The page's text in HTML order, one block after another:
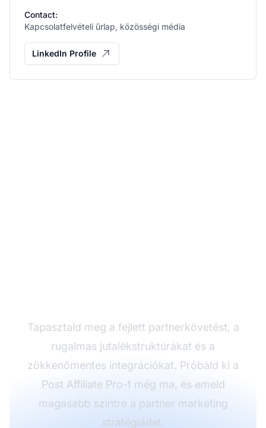
Contact:
Kapcsolatfelvételi űrlap, közösségi média
LinkedIn Profile
Tapasztald meg a fejlett partnerkövetést, a
rugalmas jutalékstruktúrákat és a
zökkenőmentes integrációkat. Próbáld ki a
Post Affiliate Pro-t még ma, és emeld
magasabb szintre a partner marketing
stratégiádat.